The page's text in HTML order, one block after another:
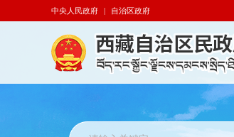
中央人民政府 | 自治区政府